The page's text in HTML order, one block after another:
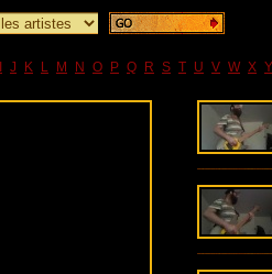
J K L M N O P Q R S T U V W X Y